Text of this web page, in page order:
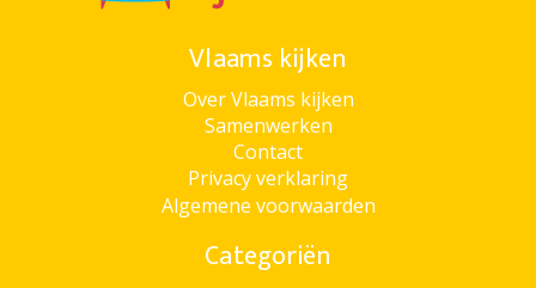
Vlaams kijken
Over Vlaams kijken
Samenwerken
Contact
Privacy verklaring
Algemene voorwaarden
Categoriën